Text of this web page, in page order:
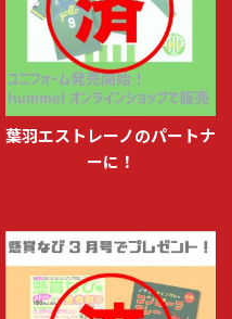
葉羽エストレーノのパートナ
ーに！